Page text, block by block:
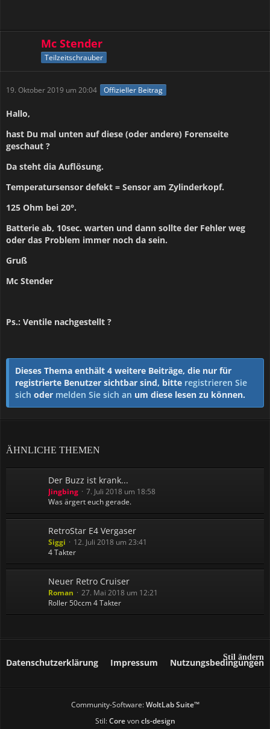
Mc Stender
Teilzeitschrauber
19. Oktober 2019 um 20:04 Offizieller Beitrag
Hallo,
hast Du mal unten auf diese (oder andere) Forenseite
geschaut ?
Da steht dia Auflösung.
Temperatursensor defekt = Sensor am Zylinderkopf.
125 Ohm bei 20°.
Batterie ab, 10sec. warten und dann sollte der Fehler weg
oder das Problem immer noch da sein.
Gruß
Mc Stender
Ps.: Ventile nachgestellt ?
Dieses Thema enthält 4 weitere Beiträge, die nur für
registrierte Benutzer sichtbar sind, bitte registrieren Sie
sich oder melden Sie sich an um diese lesen zu können.
ÄHNLICHE THEMEN
Der Buzz ist krank...
Jingbing
7. Juli 2018 um 18:58
Was ärgert euch gerade.
RetroStar E4 Vergaser
Siggi
12. Juli 2018 um 23:41
4 Takter
Neuer Retro Cruiser
Roman
27. Mai 2018 um 12:21
Roller 50ccm 4 Takter
Stil ändern
Datenschutzerklärung Impressum Nutzungsbedingungen
Community-Software:WoltLab Suite™
Stil:Corevoncls-design